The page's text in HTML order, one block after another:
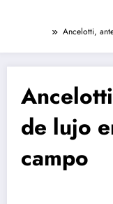
Ancelotti,
de lujo
campo